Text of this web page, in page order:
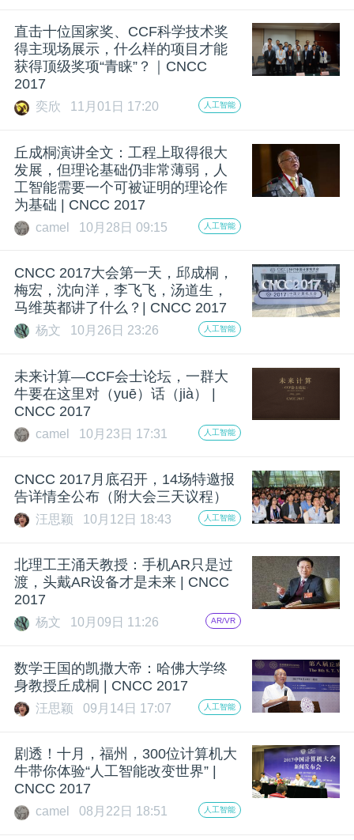
直击十位国家奖、CCF科学技术奖
得主现场展示，什么样的项目才能
获得顶级奖项“青睐”？｜CNCC
2017
奕欣 11月01日 17:20 人工智能
丘成桐演讲全文：工程上取得很大
发展，但理论基础仍非常薄弱，人
工智能需要一个可被证明的理论作
为基础 | CNCC 2017
camel 10月28日 09:15 人工智能
CNCC 2017大会第一天，邱成桐，
梅宏，沈向洋，李飞飞，汤道生，
马维英都讲了什么？| CNCC 2017
杨文 10月26日 23:26 人工智能
未来计算—CCF会士论坛，一群大
牛要在这里对（yuē）话（jià） |
CNCC 2017
camel 10月23日 17:31 人工智能
CNCC 2017月底召开，14场特邀报
告详情全公布（附大会三天议程）
汪思颖 10月12日 18:43 人工智能
北理工王涌天教授：手机AR只是过
渡，头戴AR设备才是未来 | CNCC
2017
杨文 10月09日 11:26 AR/VR
数学王国的凯撒大帝：哈佛大学终
身教授丘成桐 | CNCC 2017
汪思颖 09月14日 17:07 人工智能
剧透！十月，福州，300位计算机大
牛带你体验“人工智能改变世界” |
CNCC 2017
camel 08月22日 18:51 人工智能